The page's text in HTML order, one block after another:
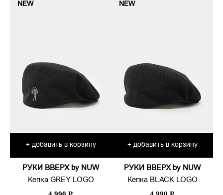
NEW
+ добавить в корзину
РУКИ ВВЕРХ by NUW
Кепка GREY LOGO
NEW
+ добавить в корзину
РУКИ ВВЕРХ by NUW
Кепка BLACK LOGO